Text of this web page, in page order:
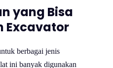
yang Bisa
Excavator
berbagai jenis
ini banyak digunakan